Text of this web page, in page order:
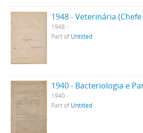
1948
Part ofUntitled
1940
Part ofUntitled